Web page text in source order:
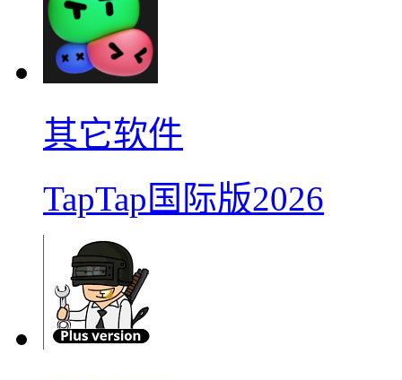
其它软件
TapTap国际版2026